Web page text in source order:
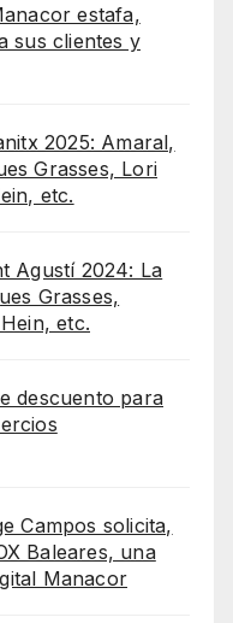
estafa,
sus clientes y
2025: Amaral,
Grasses, Lori
etc.
Agustí 2024: La
Grasses,
etc.
descuento para
Campos solicita,
Baleares, una
Manacor